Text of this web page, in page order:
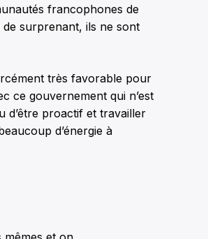
francophones de
de surprenant, ils ne sont
très favorable pour
ce gouvernement qui n’est
d’être proactif et travailler
d’énergie à